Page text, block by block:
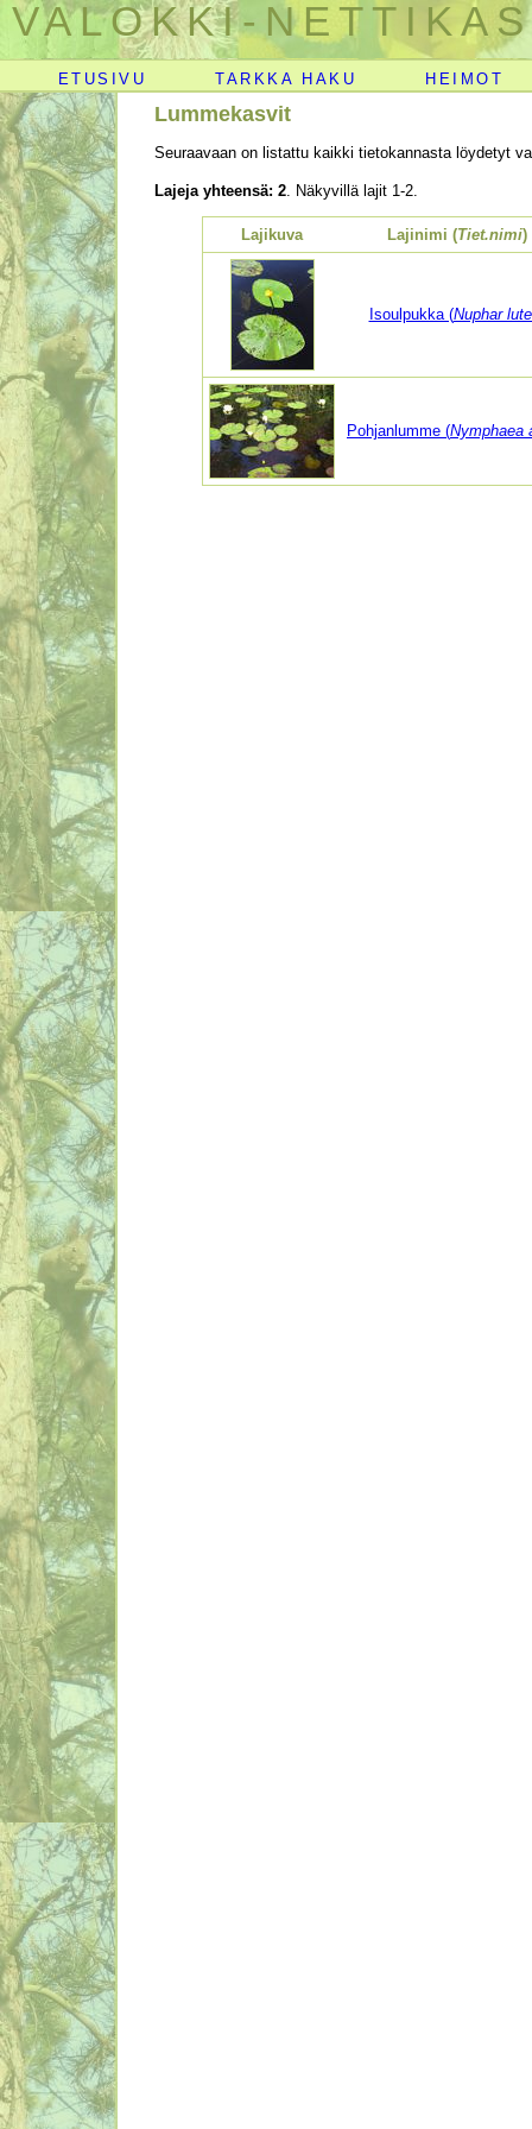
VALOKKI-
ETUSIVU TARKKA HAKU HEIMOT
Lummekasvit
Seuraavaan on listattu kaikki tietokannasta löydetyt
Lajeja yhteensä: 2 . Näkyvillä lajit 1-2.
Lajikuva Lajinimi (Tiet.nimi)
Isoulpukka (Nuphar
Pohjanlumme (Nymphaea